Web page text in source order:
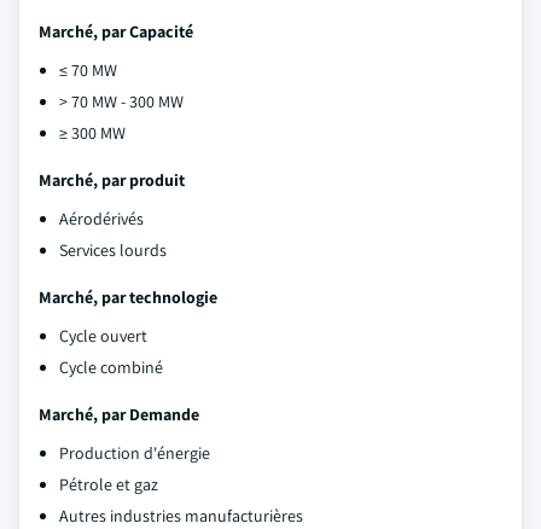
Marché, parCapacité
≤ 70 MW
> 70 MW - 300 MW
≥ 300 MW
Marché, par produit
Aérodérivés
Services lourds
Marché, par technologie
Cycle ouvert
Cycle combiné
Marché, parDemande
Production d'énergie
Pétrole et gaz
Autres industries manufacturières